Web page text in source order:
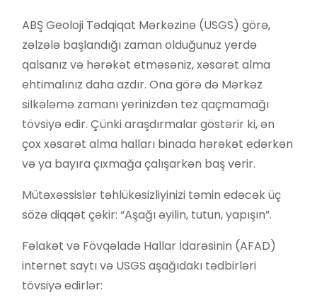
ABŞ Geoloji Tədqiqat Mərkəzinə (USGS) görə,
zəlzələ başlandığı zaman olduğunuz yerdə
qalsanız və hərəkət etməsəniz, xəsarət alma
ehtimalınız daha azdır. Ona görə də Mərkəz
silkələmə zamanı yerinizdən tez qaçmamağı
tövsiyə edir. Çünki araşdırmalar göstərir ki, ən
çox xəsarət alma halları binada hərəkət edərkən
və ya bayıra çıxmağa çalışarkən baş verir.
Mütəxəssislər təhlükəsizliyinizi təmin edəcək üç
sözə diqqət çəkir: “Aşağı əyilin, tutun, yapışın”.
Fəlakət və Fövqəladə Hallar İdarəsinin (AFAD)
internet saytı və USGS aşağıdakı tədbirləri
tövsiyə edirlər: